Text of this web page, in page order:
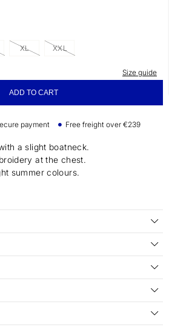
XL XXL
Size guide
ADD TO CART
payment Free freight over €239
a slight boatneck.
at the chest.
summer colours.